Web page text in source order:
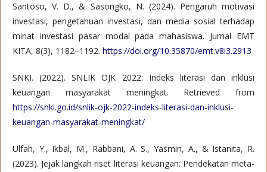
Santoso, V. D., & Sasongko, N. (2024). Pengaruh motivasi
investasi, pengetahuan investasi, dan media sosial terhadap
minat investasi pasar modal pada mahasiswa. Jurnal EMT
KITA, 8(3), 1182–1192. https://doi.org/10.35870/emt.v8i3.2913
SNKI. (2022). SNLIK OJK 2022: Indeks literasi dan inklusi
keuangan masyarakat meningkat. Retrieved from
https://snki.go.id/snlik-ojk-2022-indeks-literasi-dan-inklusi-
keuangan-masyarakat-meningkat/
Ulfah, Y., Ikbal, M., Rabbani, A. S., Yasmin, A., & Istanita, R.
(2023). Jejak langkah riset literasi keuangan: Pendekatan meta-